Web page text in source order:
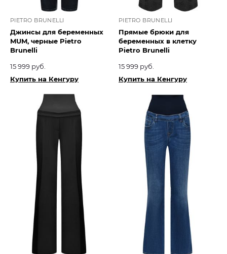
PIETRO BRUNELLI
Джинсы для беременных
MUM, черные Pietro
Brunelli
15 999 руб.
Купить на Кенгуру
PIETRO BRUNELLI
Прямые брюки для
беременных в клетку
Pietro Brunelli
15 999 руб.
Купить на Кенгуру